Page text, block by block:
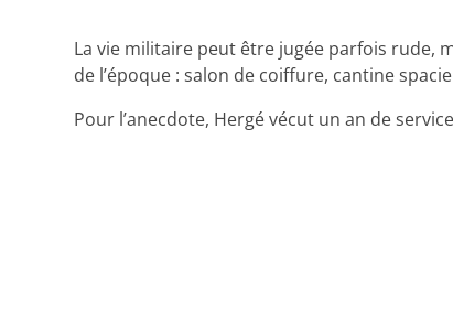
La vie militaire peut être jugée parfois rude,
de l’époque : salon de coiffure, cantine
Pour l’anecdote, Hergé vécut un an de